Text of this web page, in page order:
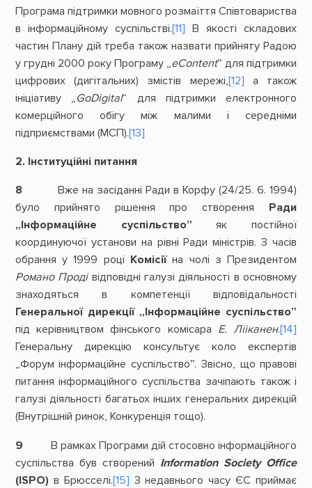
Програма підтримки мовного розмаїття Співтовариства
в інформаційному суспільстві.[11] В якості складових
частин Плану дій треба також назвати прийняту Радою
у грудні 2000 року Програму „eContent” для підтримки
цифрових (дигітальних) змістів мережі,[12] а також
ініціативу „GoDigital“ для підтримки електронного
комерційного обігу між малими і середніми
підприємствами (МСП).[13]
2. Інституційні питання
8 Вже на засіданні Ради в Корфу (24/25. 6. 1994)
було прийнято рішення про створення Ради
„Інформаційне суспільство” як постійної
координуючої установи на рівні Ради міністрів. З часів
обрання у 1999 році Комісіїна чолі з Президентом
Романо Продівідповідні галузі діяльності в основному
знаходяться в компетенції відповідальності
Генеральної дирекції „Інформаційне суспільство”
під керівництвом фінського комісара Е. Лііканен.[14]
Генеральну дирекцію консультує коло експертів
„Форум інформаційне суспільство”. Звісно, що правові
питання інформаційного суспільства зачіпають також і
галузі діяльності багатьох інших генеральних дирекцій
(Внутрішній ринок, Конкуренція тощо).
9В рамках Програми дій стосовно інформаційного
суспільства був створений Information Society Office
(ISPO) в Брюсселі.[15] З недавнього часу ЄС приймає